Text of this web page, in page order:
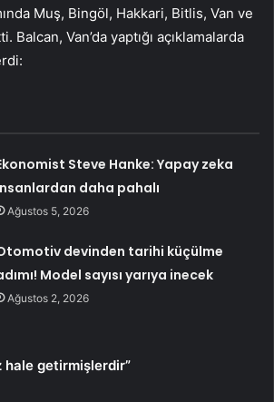
Muş, Bingöl, Hakkari, Bitlis, Van ve
Van’da yaptığı açıklamalarda
Steve Hanke: Yapay zeka
daha pahalı
Ağustos 5, 2026
devinden tarihi küçülme
Model sayısı yarıya inecek
Ağustos 2, 2026
hale getirmişlerdir”